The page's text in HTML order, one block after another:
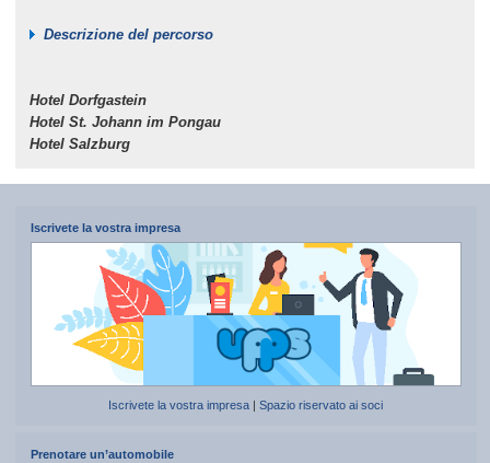
Descrizione del percorso
Hotel Dorfgastein
Hotel St. Johann im Pongau
Hotel Salzburg
Iscrivete la vostra impresa
Iscrivete la vostra impresa |Spazio riservato ai soci
Prenotare un’automobile